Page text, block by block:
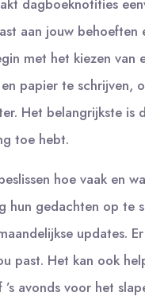
dagboeknotities
aan jouw behoeften
met het kiezen van
papier te schrijven,
Het belangrijkste is
toe hebt.
hoe vaak en
hun gedachten op te
updates.
past. Het kan ook
avonds voor het